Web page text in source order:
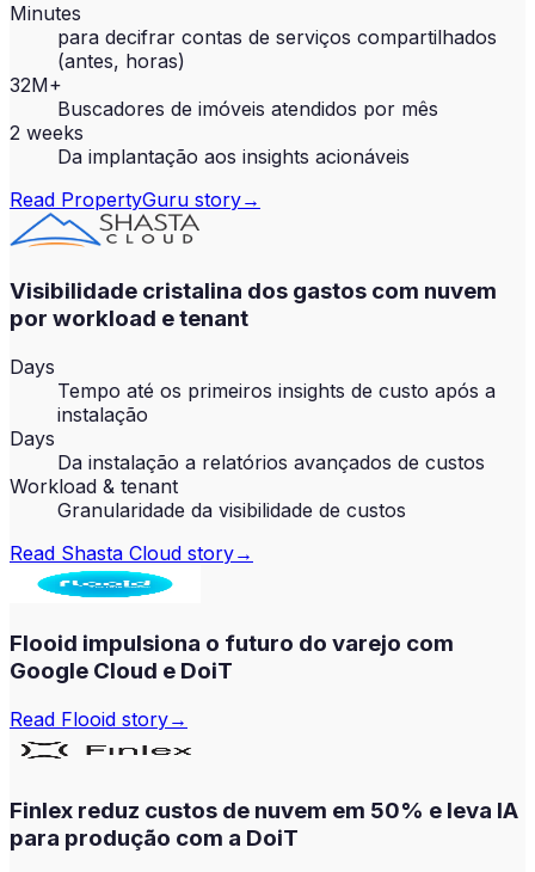
Minutes
para decifrar contas de serviços compartilhados
(antes, horas)
32M+
Buscadores de imóveis atendidos por mês
2 weeks
Da implantação aos insights acionáveis
Read PropertyGuru story→
Visibilidade cristalina dos gastos com nuvem
por workload e tenant
Days
Tempo até os primeiros insights de custo após a
instalação
Days
Da instalação a relatórios avançados de custos
Workload & tenant
Granularidade da visibilidade de custos
Read Shasta Cloud story→
Flooid impulsiona o futuro do varejo com
Google Cloud e DoiT
Read Flooid story→
Finlex reduz custos de nuvem em 50% e leva IA
para produção com a DoiT